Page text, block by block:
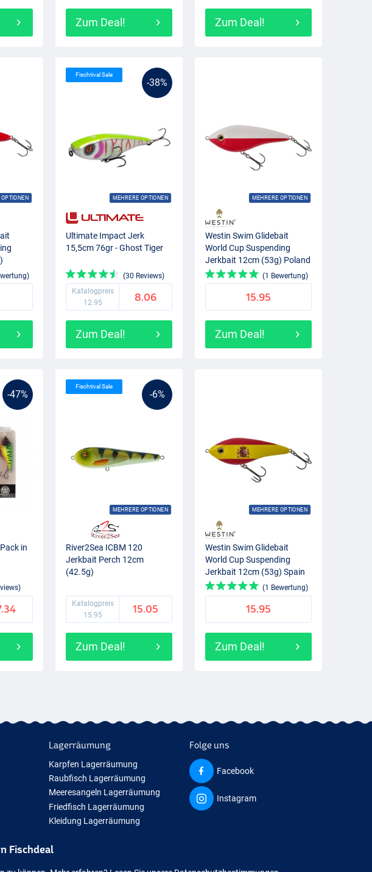
Zum Deal! Zum Deal!
-38%
MEHRERE OPTIONEN
Fischtival Sale
Ultimate Impact Jerk
15,5cm 76gr - Ghost Tiger
(30 Reviews)
Katalogpreis
12.95
8.06
Zum Deal!
MEHRERE OPTIONEN
Westin Swim Glidebait
World Cup Suspending
Jerkbait 12cm (53g) Poland
(1 Bewertung)
15.95
Zum Deal!
-47%
in
-6%
MEHRERE OPTIONEN
Fischtival Sale
River2Sea ICBM 120
Jerkbait Perch 12cm
(42.5g)
Katalogpreis
15.95
15.05
Zum Deal!
MEHRERE OPTIONEN
Westin Swim Glidebait
World Cup Suspending
Jerkbait 12cm (53g) Spain
(1 Bewertung)
15.95
Zum Deal!
Lagerräumung
Karpfen Lagerräumung
Raubfisch Lagerräumung
Meeresangeln Lagerräumung
Friedfisch Lagerräumung
Kleidung Lagerräumung
Folge uns
Facebook
Instagram
Fischdeal